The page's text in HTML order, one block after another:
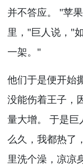
并不答应。 "苹
里， "巨人说， "
一架。 "
他们于是便开始
没能伤着王子，
量大增。
于是巨
么久， 我都热了，
里洗个澡， 凉凉